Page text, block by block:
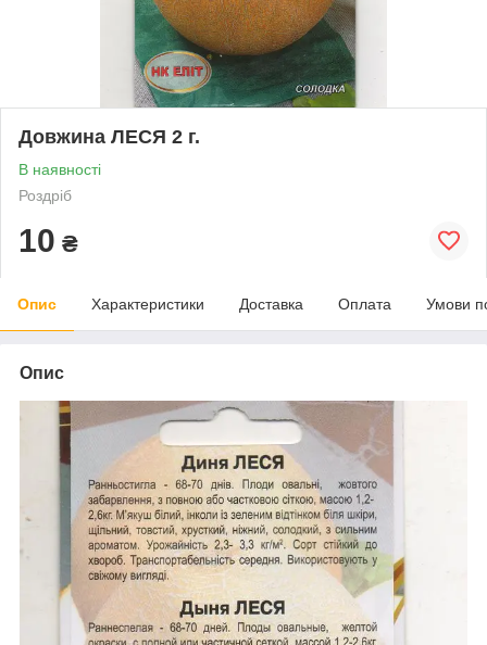
Довжина ЛЕСЯ 2 г.
В наявності
Роздріб
10 ₴
Опис Характеристики Доставка Оплата Умови
Опис